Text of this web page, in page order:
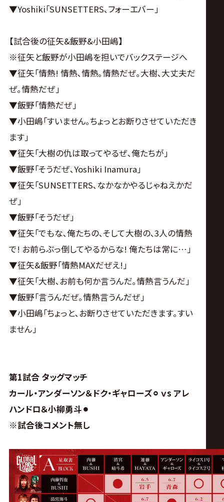
▼Yoshiki｢SUNSETTERS､フォーエバー｣
【試合後の征矢&飯野&小田嶋】
※征矢と飯野が小田嶋を担いでバックステージへ
▼征矢｢情熱! 情熱､情熱｡情熱だぜ｡大樹､大丈夫だ
ぜ｡情熱だぜ｣
▼飯野｢情熱だぜ｣
▼小田嶋｢すいません｡ちょっとお断りさせていただき
ます｣
▼征矢｢大樹の仇は取ってやるぜ､俺たちが｣
▼飯野｢そうだぜ､Yoshiki Inamura｣
▼征矢｢SUNSETTERS､なかなかやるじゃねえかだ
ぜ｣
▼飯野｢そうだぜ｣
▼征矢｢でもな､俺たちの､そして大樹の､3人の情熱
で! お前らぶっ倒してやるからな! 俺たちは常に…｣
▼征矢&飯野｢情熱MAXだぜえ!｣
▼征矢｢大樹､お前も何か言うんだ｡情熱言うんだ｣
▼飯野｢言うんだぜ｡情熱言うんだぜ｣
▼小田嶋｢ちょっと､お断りさせていただきます｡すい
ません｣
第1試合 タッグマッチ
カール・アンダーソン＆ドク・ギャローズ⚪︎ ｖs アレ
ハンドロ＆小柳勇斗⚫︎
※試合後コメント無し